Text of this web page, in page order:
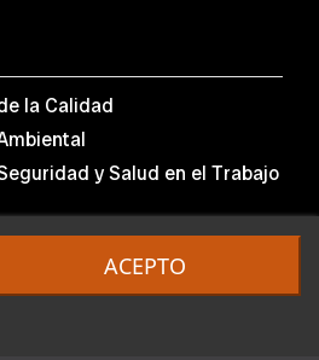
ACEPTO
la Calidad
y Salud en el Trabajo